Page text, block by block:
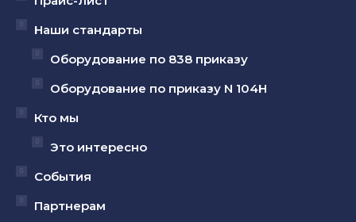
новом
окне
новом
окне
новом
окне
Наши стандарты
Оборудование по 838 приказу
Оборудование по приказу N 104Н
Кто мы
Это интересно
События
Партнерам